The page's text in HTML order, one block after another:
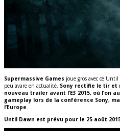
Supermassive Games joue gros avec ce
peu avare en actualité. Sony rectifie le tir et
nouveau trailer avant l’E3 2015, où l’on
gameplay lors de la conférence Sony,
l’Europe.
Until Dawn est prévu pour le 25 août